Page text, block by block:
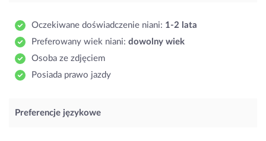
Oczekiwane doświadczenie niani: 1-2 lata
Preferowany wiek niani: dowolny wiek
Osoba ze zdjęciem
Posiada prawo jazdy
Preferencje językowe